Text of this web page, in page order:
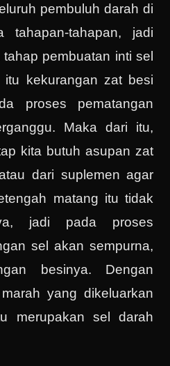
pembuluh darah di
tahapan-tahapan, jadi
pembuatan inti sel
kekurangan zat besi
proses pematangan
Maka dari itu,
kita butuh asupan zat
dari suplemen agar
matang itu tidak
jadi pada proses
sel akan sempurna,
besinya. Dengan
yang dikeluarkan
merupakan sel darah